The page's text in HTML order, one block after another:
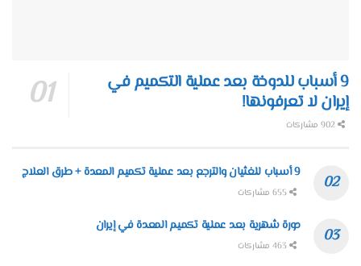
9 أسباب للدوخة بعد عملية التكميم في
إيران لا تعرفونها!
9 أسباب للغثيان والترجع بعد عملية تكميم المعدة + طرق العلاج
دورة شهرية بعد عملية تكميم المعدة في إيران